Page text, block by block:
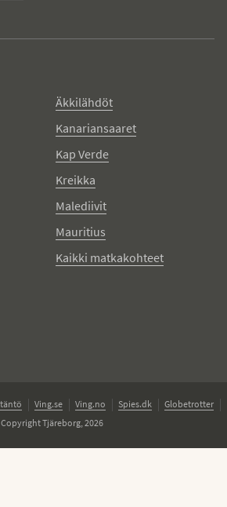
Äkkilähdöt
Kanariansaaret
Kap Verde
Kreikka
Malediivit
Mauritius
Kaikki matkakohteet
Ving.se Ving.no Spies.dk
Globetrotter
Copyright Tjäreborg, 2026